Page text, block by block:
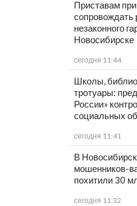
Приставам
сопровождать
незаконного
Новосибирске
сегодня 11:44
Школы,
тротуары:
России»
социальных
сегодня 11:41
В
мошенников-
похитили 30
сегодня 11:32